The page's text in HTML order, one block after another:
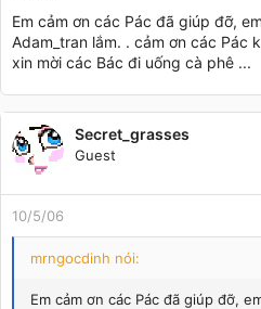
Em cảm ơn các Pác đã giúp đỡ,
Adam_tran lắm. . cảm ơn các Pác
xin mời các Bác đi uống cà phê ...
Secret_grasses
Guest
10/5/06
mrngocdinh nói:
Em cảm ơn các Pác đã giúp đỡ,